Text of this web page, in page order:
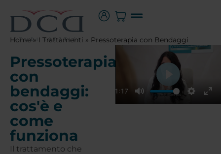
Home» I Trattamenti » Pressoterapia con Bendaggi
Pressoterapia
con
bendaggi:
cos'è e
come
funziona
Il trattamento che
01:17
Mute
Play